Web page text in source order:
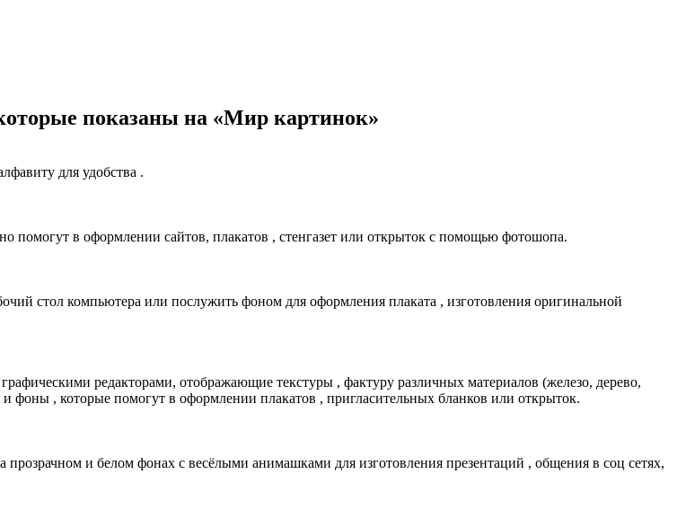
показаны на «Мир картинок»
для удобства .
в оформлении сайтов, плакатов , стенгазет или открыток с помощью фотошопа.
стол компьютера или послужить фоном для оформления плаката , изготовления оригинальной
редакторами, отображающие текстуры , фактуру различных материалов (железо, дерево,
фоны , которые помогут в оформлении плакатов , пригласительных бланков или открыток.
и белом фонах с весёлыми анимашками для изготовления презентаций , общения в соц сетях,